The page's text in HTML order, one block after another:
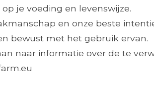
je voeding en levenswijze.
en onze beste
bewust met het gebruik ervan.
naar informatie over de te